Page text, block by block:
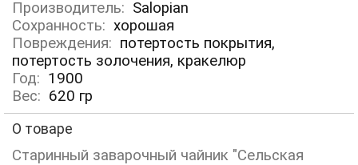
Производитель: Salopian
Сохранность: хорошая
Повреждения: потертость покрытия,
потертость золочения, кракелюр
Год: 1900
Вес: 620 гр
О товаре
Старинный заварочный чайник "Сельская